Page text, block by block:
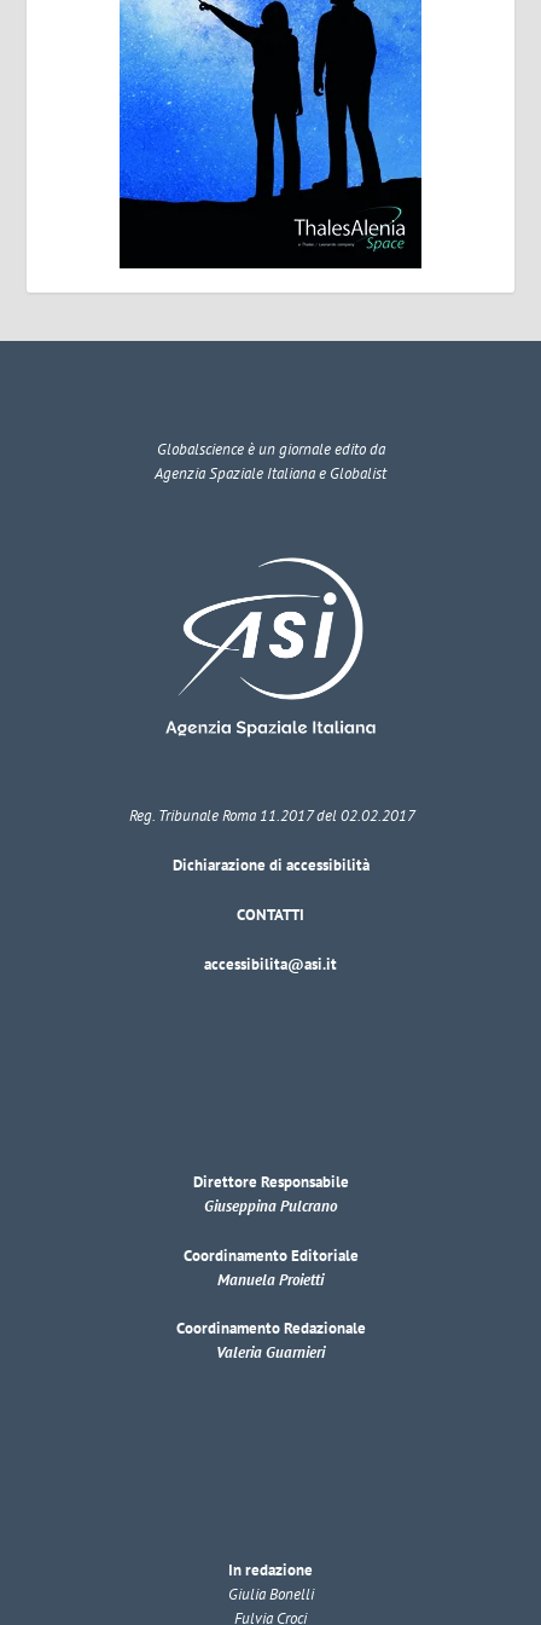
Globalscienceè un giornale edito da
Agenzia Spaziale Italiana e Globalist
Reg. Tribunale Roma 11.2017 del 02.02.2017
Dichiarazione di accessibilità
CONTATTI
accessibilita@asi.it
Direttore Responsabile
Giuseppina Pulcrano
Coordinamento Editoriale
Manuela Proietti
Coordinamento Redazionale
Valeria Guarnieri
In redazione
Giulia Bonelli
Fulvia Croci